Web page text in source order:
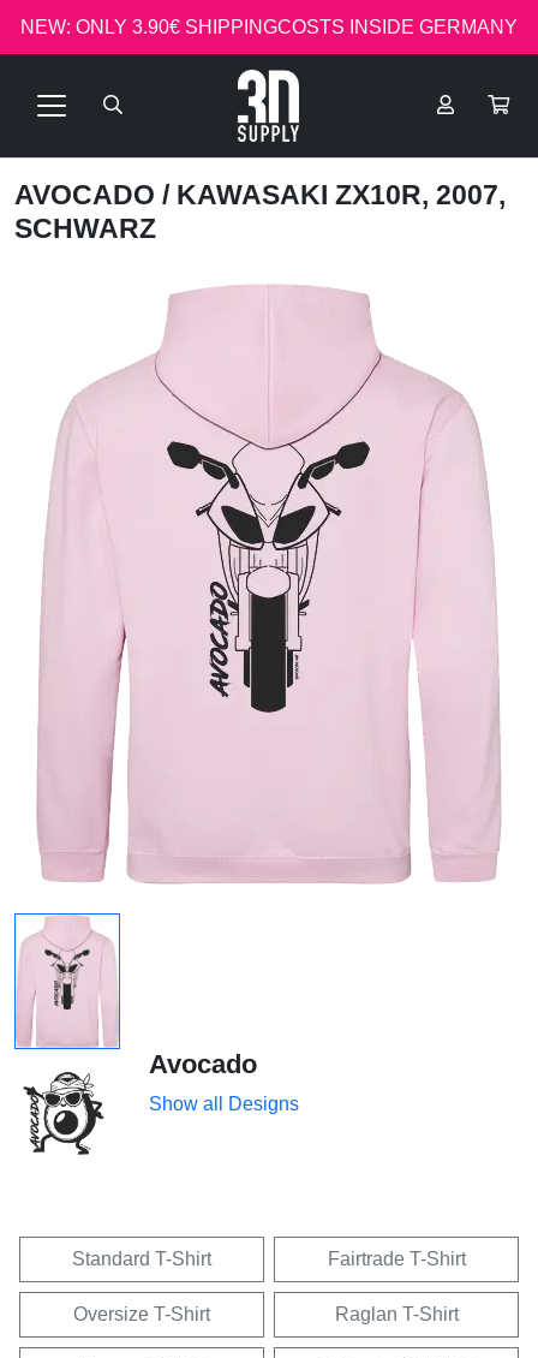
NEW: ONLY 3.90€ SHIPPINGCOSTS INSIDE GERMANY
AVOCADO / KAWASAKI ZX10R, 2007,
SCHWARZ
Avocado
Show all Designs
Standard T-Shirt Fairtrade T-Shirt
Oversize T-Shirt Raglan T-Shirt